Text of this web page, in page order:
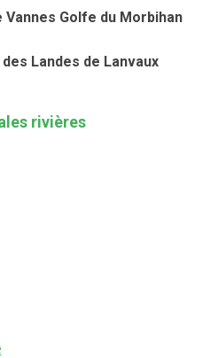
Golfe du Morbihan
Landes de Lanvaux
rivières